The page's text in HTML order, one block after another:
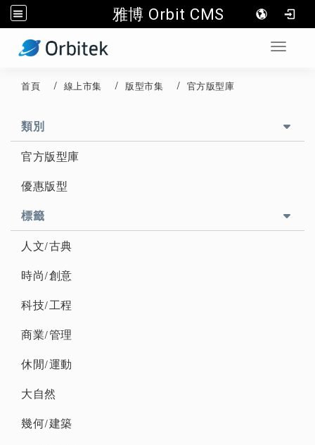
雅博 Orbit CMS
::: Toggle
首頁 線上市集 版型市集 官方版型庫
類別
官方版型庫
優惠版型
標籤
人文/古典
時尚/創意
科技/工程
商業/管理
休閒/運動
大自然
幾何/建築